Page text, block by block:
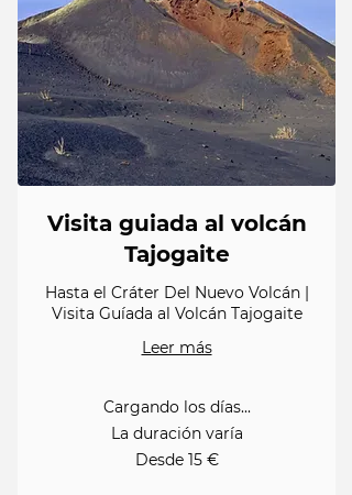
Visita guiada al volcán
Tajogaite
Hasta el Cráter Del Nuevo Volcán |
Visita Guíada al Volcán Tajogaite
Leer más
Cargando los días...
La duración varía
Desde 15 €